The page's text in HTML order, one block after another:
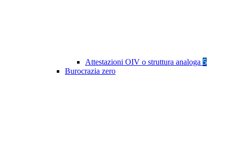
Attestazioni OIV o struttura analoga 5
Burocrazia zero